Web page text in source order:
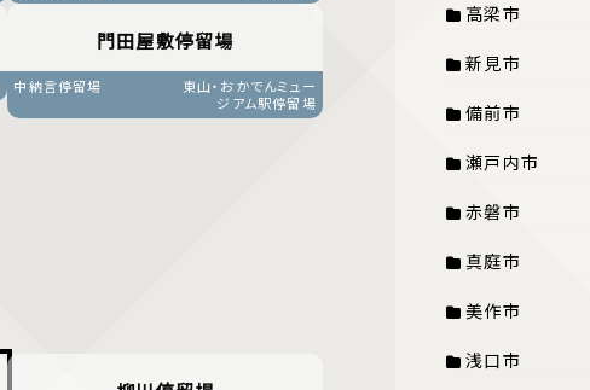
門田屋敷停留場
中納言停留場
東山・おかでんミュー
ジアム駅停留場
高梁市
新見市
備前市
瀬戸内市
赤磐市
真庭市
美作市
浅口市